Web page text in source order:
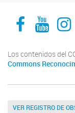
Los contenidos del
Commons
VER REGISTRO DE